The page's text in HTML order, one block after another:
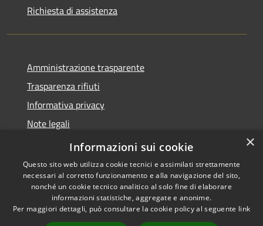
Richiesta di assistenza
Amministrazione trasparente
Trasparenza rifiuti
Informativa privacy
Note legali
Dichiarazione di accessibilità
Accessibilità
Copyright © 2026 • Città di
Messina • Powered by
×
Informazioni sui cookie
Questo sito web utilizza cookie tecnici e assimilati strettamente
necessari al corretto funzionamento e alla navigazione del sito,
nonché un cookie tecnico analitico al solo fine di elaborare
informazioni statistiche, aggregate e anonime.
Per maggiori dettagli, può consultare la cookie policy al seguente link